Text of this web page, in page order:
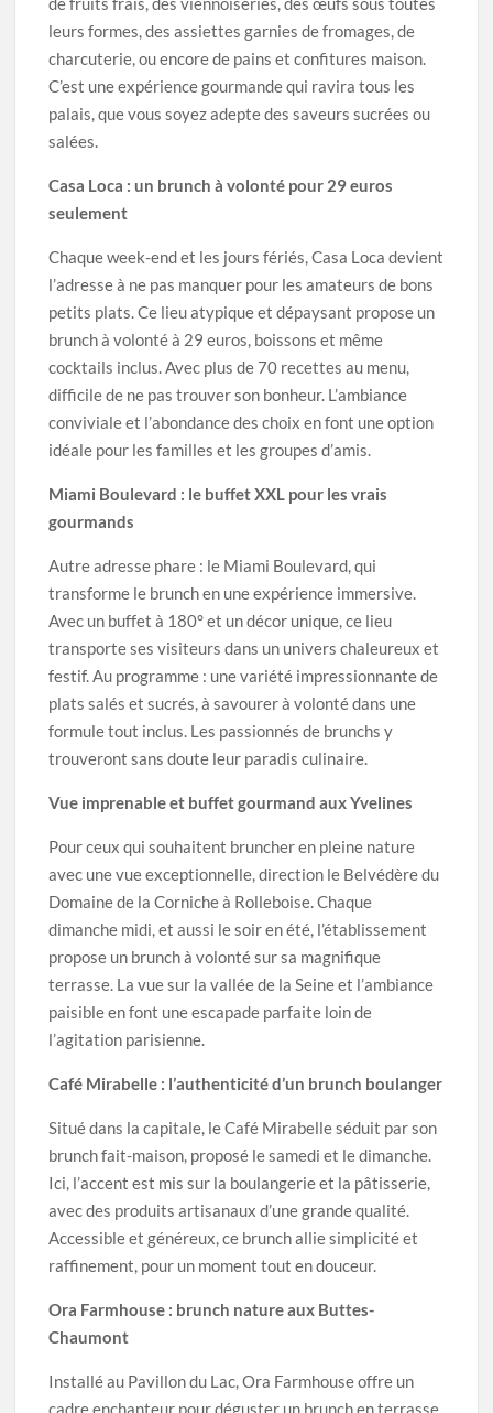
leurs formes, des assiettes garnies de fromages, de
charcuterie, ou encore de pains et confitures maison.
C’est une expérience gourmande qui ravira tous les
palais, que vous soyez adepte des saveurs sucrées ou
salées.
Casa Loca : un brunch à volonté pour 29 euros
seulement
Chaque week-end et les jours fériés, Casa Loca devient
l’adresse à ne pas manquer pour les amateurs de bons
petits plats. Ce lieu atypique et dépaysant propose un
brunch à volonté à 29 euros, boissons et même
cocktails inclus. Avec plus de 70 recettes au menu,
difficile de ne pas trouver son bonheur. L’ambiance
conviviale et l’abondance des choix en font une option
idéale pour les familles et les groupes d’amis.
Miami Boulevard : le buffet XXL pour les vrais
gourmands
Autre adresse phare : le Miami Boulevard, qui
transforme le brunch en une expérience immersive.
Avec un buffet à 180° et un décor unique, ce lieu
transporte ses visiteurs dans un univers chaleureux et
festif. Au programme : une variété impressionnante de
plats salés et sucrés, à savourer à volonté dans une
formule tout inclus. Les passionnés de brunchs y
trouveront sans doute leur paradis culinaire.
Vue imprenable et buffet gourmand aux Yvelines
Pour ceux qui souhaitent bruncher en pleine nature
avec une vue exceptionnelle, direction le Belvédère du
Domaine de la Corniche à Rolleboise. Chaque
dimanche midi, et aussi le soir en été, l’établissement
propose un brunch à volonté sur sa magnifique
terrasse. La vue sur la vallée de la Seine et l’ambiance
paisible en font une escapade parfaite loin de
l’agitation parisienne.
Café Mirabelle : l’authenticité d’un brunch boulanger
Situé dans la capitale, le Café Mirabelle séduit par son
brunch fait-maison, proposé le samedi et le dimanche.
Ici, l’accent est mis sur la boulangerie et la pâtisserie,
avec des produits artisanaux d’une grande qualité.
Accessible et généreux, ce brunch allie simplicité et
raffinement, pour un moment tout en douceur.
Ora Farmhouse : brunch nature aux Buttes-
Chaumont
Installé au Pavillon du Lac, Ora Farmhouse offre un
cadre enchanteur pour déguster un brunch en terrasse,